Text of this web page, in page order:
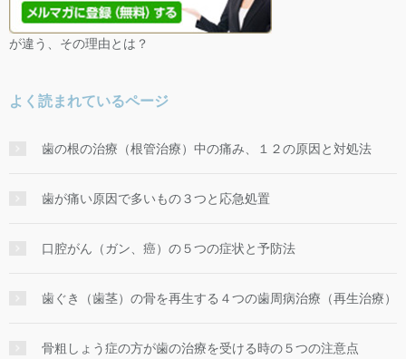
が違う、その理由とは？
よく読まれているページ
歯の根の治療（根管治療）中の痛み、１２の原因と対処法
歯が痛い原因で多いもの３つと応急処置
口腔がん（ガン、癌）の５つの症状と予防法
歯ぐき（歯茎）の骨を再生する４つの歯周病治療（再生治療）
骨粗しょう症の方が歯の治療を受ける時の５つの注意点